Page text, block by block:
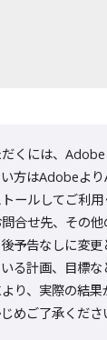
くには、
い方はAdobeよ
ールしてご利用
合せ先、その
予告なしに変
る計画、目標
り、実際の結果
めご了承くださ